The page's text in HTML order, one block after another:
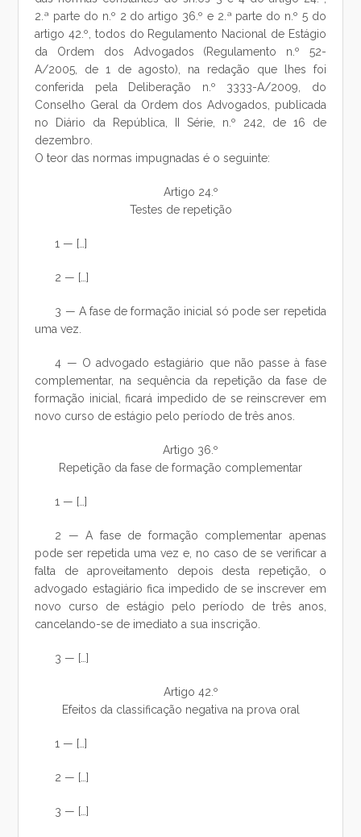
2.ª parte do n.º 2 do artigo 36.º e 2.ª parte do n.º 5 do
artigo 42.º, todos do Regulamento Nacional de Estágio
da Ordem dos Advogados (Regulamento n.º 52-
A/2005, de 1 de agosto), na redação que lhes foi
conferida pela Deliberação n.º 3333-A/2009, do
Conselho Geral da Ordem dos Advogados, publicada
no Diário da República, II Série, n.º 242, de 16 de
dezembro.
O teor das normas impugnadas é o seguinte:
Artigo 24.º
Testes de repetição
1 — […]
2 — […]
3 — A fase de formação inicial só pode ser repetida
uma vez.
4 — O advogado estagiário que não passe à fase
complementar, na sequência da repetição da fase de
formação inicial, ficará impedido de se reinscrever em
novo curso de estágio pelo período de três anos.
Artigo 36.º
Repetição da fase de formação complementar
1 — […]
2 — A fase de formação complementar apenas
pode ser repetida uma vez e, no caso de se verificar a
falta de aproveitamento depois desta repetição, o
advogado estagiário fica impedido de se inscrever em
novo curso de estágio pelo período de três anos,
cancelando-se de imediato a sua inscrição.
3 — […]
Artigo 42.º
Efeitos da classificação negativa na prova oral
1 — […]
2 — […]
3 — […]